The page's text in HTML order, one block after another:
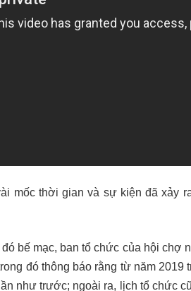
mốc thời gian và sự kiện đã xảy
bế mạc, ban tổ chức của hội chợ
đó thông báo rằng từ năm
như trước; ngoài ra, lịch tổ chức